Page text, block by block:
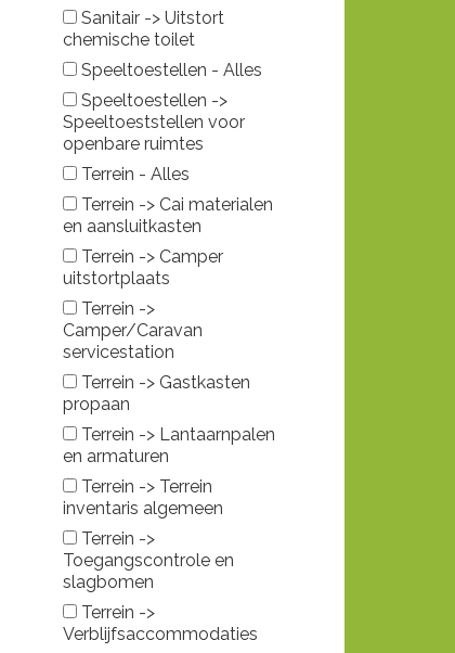
Sanitair -> Uitstort
chemische toilet
Speeltoestellen - Alles
Speeltoestellen ->
Speeltoeststellen voor
openbare ruimtes
Terrein - Alles
Terrein -> Cai materialen
en aansluitkasten
Terrein -> Camper
uitstortplaats
Terrein ->
Camper/Caravan
servicestation
Terrein -> Gastkasten
propaan
Terrein -> Lantaarnpalen
en armaturen
Terrein -> Terrein
inventaris algemeen
Terrein ->
Toegangscontrole en
slagbomen
Terrein ->
Verblijfsaccommodaties